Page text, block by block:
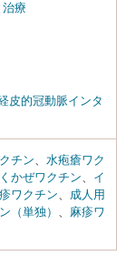
治療
皮的冠動脈インタ
チン、 水疱瘡ワク
かぜワクチン、 イ
ワクチン、 成人用
（単独） 、 麻疹ワ